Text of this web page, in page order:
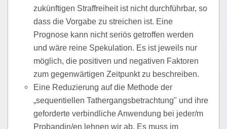
zukünftigen Straffreiheit ist nicht durchführbar, so
dass die Vorgabe zu streichen ist. Eine
Prognose kann nicht seriös getroffen werden
und wäre reine Spekulation. Es ist jeweils nur
möglich, die positiven und negativen Faktoren
zum gegenwärtigen Zeitpunkt zu beschreiben.
Eine Reduzierung auf die Methode der
„sequentiellen Tathergangsbetrachtung" und ihre
geforderte verbindliche Anwendung bei jeder/m
Probandin/en lehnen wir ab. Es muss im